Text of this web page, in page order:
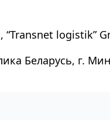
“Transnet logistik”
Беларусь, г.